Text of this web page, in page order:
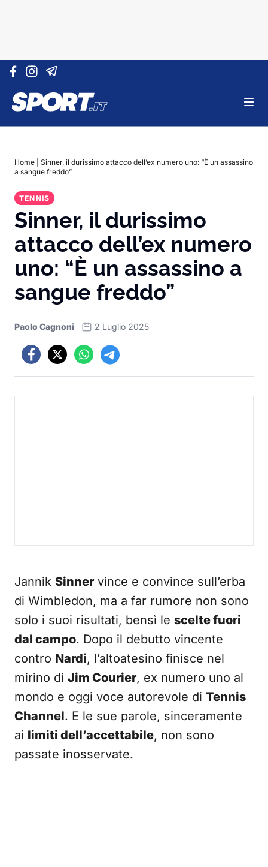
Vai al contenuto
Home
Sinner, il durissimo attacco dell’ex numero uno: “È un assassino
a sangue freddo”
TENNIS
Sinner, il durissimo
attacco dell’ex numero
uno: “È un assassino a
sangue freddo”
Paolo Cagnoni 2 Luglio 2025
Jannik Sinner vince e convince sull’erba
di Wimbledon, ma a far rumore non sono
solo i suoi risultati, bensì le scelte fuori
dal campo. Dopo il debutto vincente
contro Nardi, l’altoatesino finisce nel
mirino di Jim Courier, ex numero uno al
mondo e oggi voce autorevole di Tennis
Channel. E le sue parole, sinceramente
ai limiti dell’accettabile, non sono
passate inosservate.